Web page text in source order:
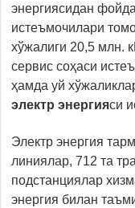
энергиясидан
истеъмочилари
хўжалиги 20,5 млн.
сервис соҳаси
ҳамда уй
электр энергияси
Электр энергия
линиялар, 712 та
подстанциялар
энергия билан